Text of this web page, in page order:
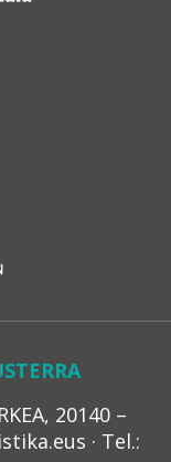
20140 –
· Tel.: